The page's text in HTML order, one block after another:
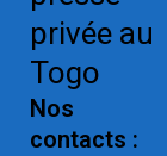
privée au
Togo
Nos
contacts :